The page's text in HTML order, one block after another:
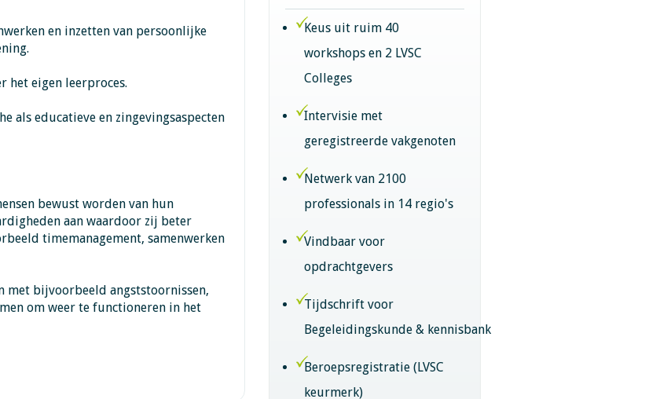
en inzetten van persoonlijke
het eigen leerproces.
als educatieve en zingevingsaspecten
bewust worden van hun
aan waardoor zij beter
timemanagement, samenwerken
met bijvoorbeeld angststoornissen,
om weer te functioneren in het
Keus uit ruim 40
workshops en 2 LVSC
Colleges
Intervisie met
geregistreerde vakgenoten
Netwerk van 2100
professionals in 14 regio's
Vindbaar voor
opdrachtgevers
Tijdschrift voor
Begeleidingskunde & kennisbank
Beroepsregistratie (LVSC
keurmerk)